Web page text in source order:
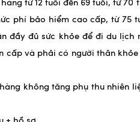
thanh toán 100% giá tour.
từ 12 tuổi đến 69 tuổi, từ 70
phí bảo hiểm cao cấp, từ 75
đầy đủ sức khỏe để đi du lịch
cấp và phải có người thân
không tăng phụ thu nhiên